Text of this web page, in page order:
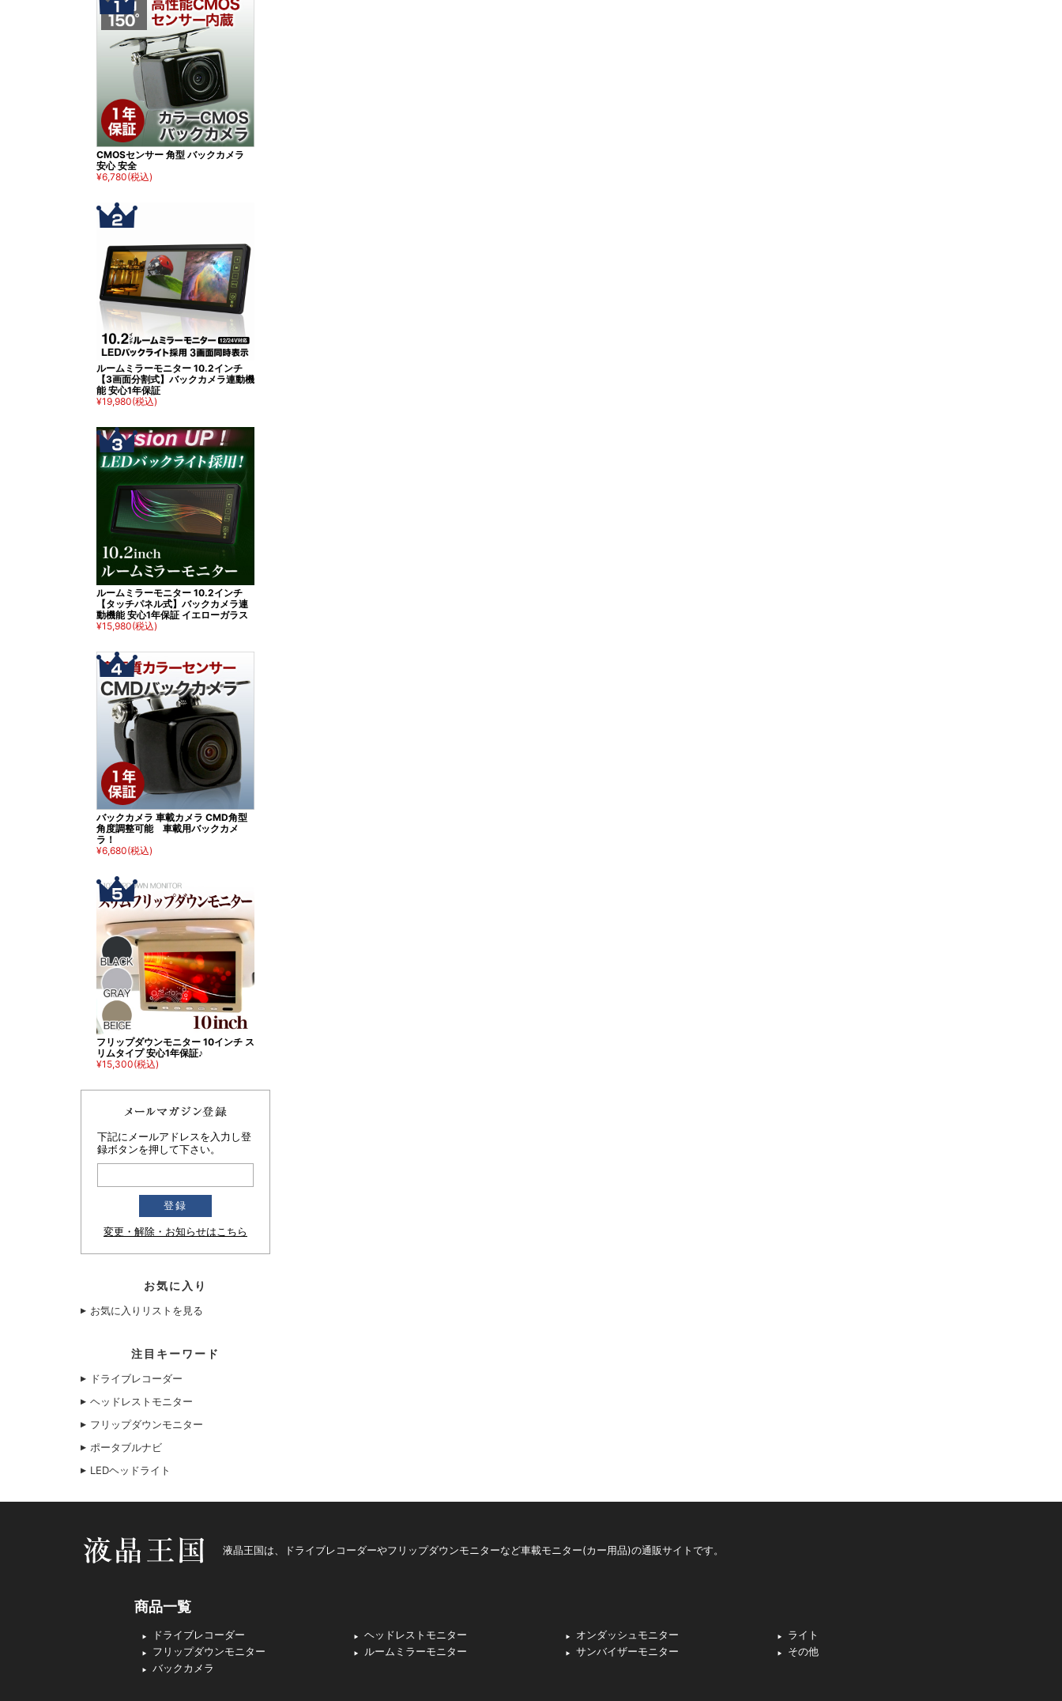
CMOSセンサー 角型 バックカメラ
安心 安全
¥6,780(税込)
ルームミラーモニター 10.2インチ
【3画面分割式】バックカメラ連動機
能 安心1年保証
¥19,980(税込)
ルームミラーモニター 10.2インチ
【タッチパネル式】バックカメラ連
動機能 安心1年保証 イエローガラス
¥15,980(税込)
バックカメラ 車載カメラ CMD角型
角度調整可能 車載用バックカメ
ラ！
¥6,680(税込)
フリップダウンモニター 10インチ ス
リムタイプ 安心1年保証♪
¥15,300(税込)
下記にメールアドレスを入力し登
録ボタンを押して下さい。
変更・解除・お知らせはこちら
お気に入り
お気に入りリストを見る
注目キーワード
ドライブレコーダー
ヘッドレストモニター
フリップダウンモニター
ポータブルナビ
LEDヘッドライト
液晶王国
液晶王国は、ドライブレコーダーやフリップダウンモニターなど車載モニター(カー用品)の通販サイトです。
商品一覧
ドライブレコーダー
フリップダウンモニター
バックカメラ
ヘッドレストモニター
ルームミラーモニター
オンダッシュモニター
サンバイザーモニター
ライト
その他